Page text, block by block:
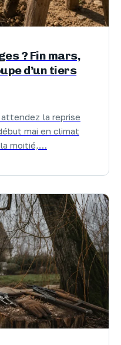
? Fin mars,
d’un tiers
la reprise
mai en climat
la moitié,…